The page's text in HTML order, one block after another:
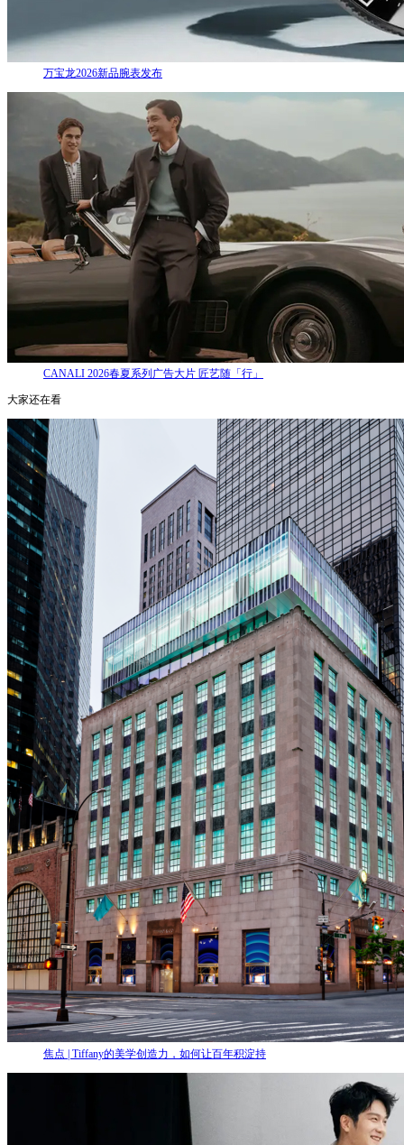
万宝龙2026新品腕表发布
CANALI 2026春夏系列广告大片 匠艺随「行」
大家还在看
焦点 | Tiffany的美学创造力，如何让百年积淀持